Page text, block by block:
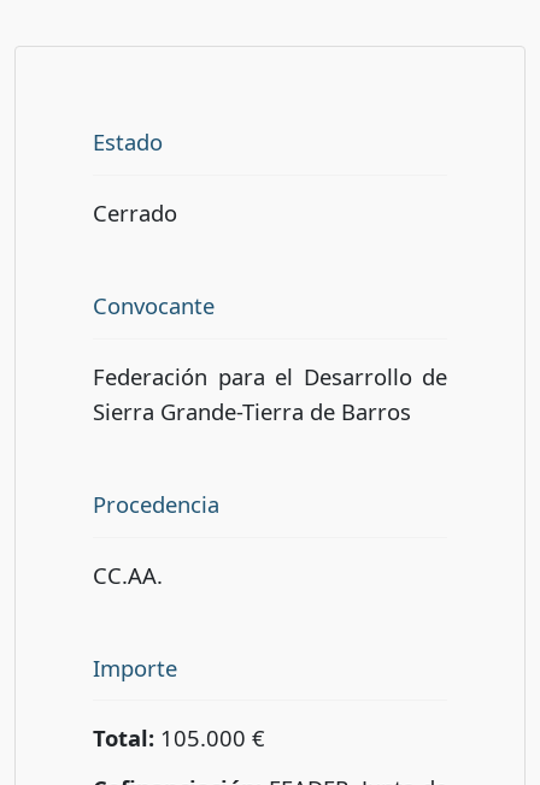
Estado
Cerrado
Convocante
Federación para el Desarrollo de
Sierra Grande-Tierra de Barros
Procedencia
CC.AA.
Importe
Total: 105.000 €